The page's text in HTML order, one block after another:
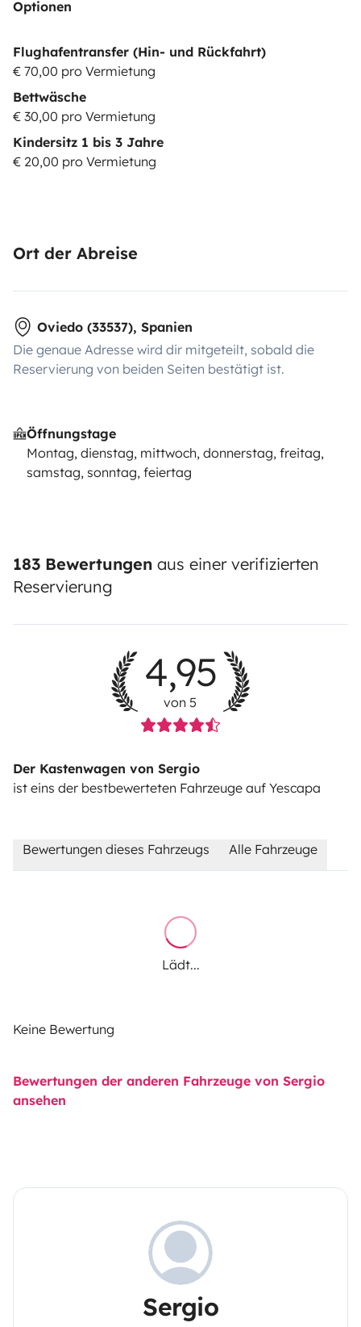
Optionen
Flughafentransfer (Hin- und Rückfahrt)
€ 70,00 pro Vermietung
Bettwäsche
€ 30,00 pro Vermietung
Kindersitz 1 bis 3 Jahre
€ 20,00 pro Vermietung
Ort der Abreise
Oviedo (33537), Spanien
Die genaue Adresse wird dir mitgeteilt, sobald die
Reservierung von beiden Seiten bestätigt ist.
Öffnungstage
Montag, dienstag, mittwoch, donnerstag, freitag,
samstag, sonntag, feiertag
183 Bewertungen aus einer verifizierten
Reservierung
4,95
von 5
Der Kastenwagen von Sergio
ist eins der bestbewerteten Fahrzeuge auf Yescapa
Bewertungen dieses Fahrzeugs Alle Fahrzeuge
Lädt...
Keine Bewertung
Bewertungen der anderen Fahrzeuge von Sergio
ansehen
Sergio